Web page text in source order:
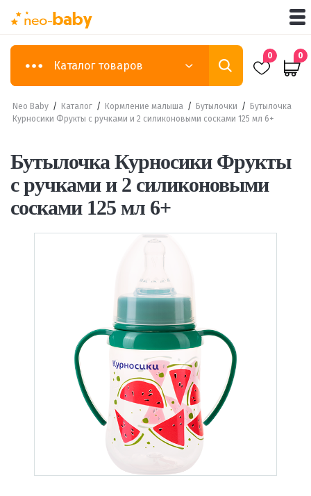
Каталог товаров
0 0
Neo Baby / Каталог / Кормление малыша / Бутылочки /
Бутылочка
Курносики Фрукты с ручками и 2 силиконовыми сосками 125 мл 6+
Бутылочка Курносики Фрукты
с ручками и 2 силиконовыми
сосками 125 мл 6+